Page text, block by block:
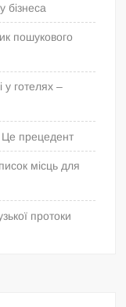
бізнеса
пошукового
у готелях –
Це прецедент
місць для
протоки